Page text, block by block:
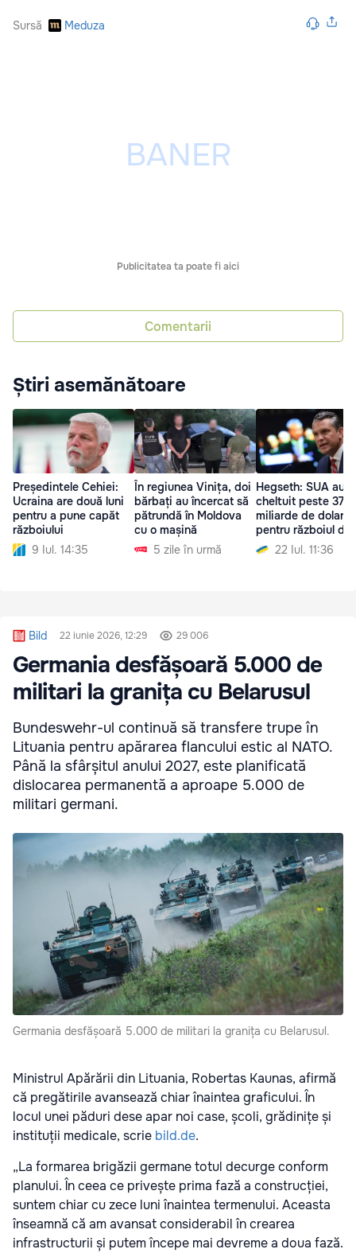
Sursă Meduza
Publicitatea ta poate fi aici
Comentarii
Știri asemănătoare
Președintele Cehiei:
Ucraina are două luni
pentru a pune capăt
războiului
9 Iul. 14:35
În regiunea Vinița, doi
bărbați au încercat să
pătrundă în Moldova
cu o mașină
5 zile în urmă
Hegseth: SUA au
cheltuit peste 37
miliarde de dolari
pentru războiul
22 Iul. 11:36
Bild 22 iunie 2026, 12:29 29 006
Germania desfășoară 5.000 de
militari la granița cu Belarusul
Bundeswehr-ul continuă să transfere trupe în
Lituania pentru apărarea flancului estic al NATO.
Până la sfârșitul anului 2027, este planificată
dislocarea permanentă a aproape 5.000 de
militari germani.
Germania desfășoară 5.000 de militari la granița cu Belarusul.
Ministrul Apărării din Lituania, Robertas Kaunas, afirmă
că pregătirile avansează chiar înaintea graficului. În
locul unei păduri dese apar noi case, școli, grădinițe și
instituții medicale, scrie bild.de.
„La formarea brigăzii germane totul decurge conform
planului. În ceea ce privește prima fază a construcției,
suntem chiar cu zece luni înaintea termenului. Aceasta
înseamnă că am avansat considerabil în crearea
infrastructurii și putem începe mai devreme a doua fază.